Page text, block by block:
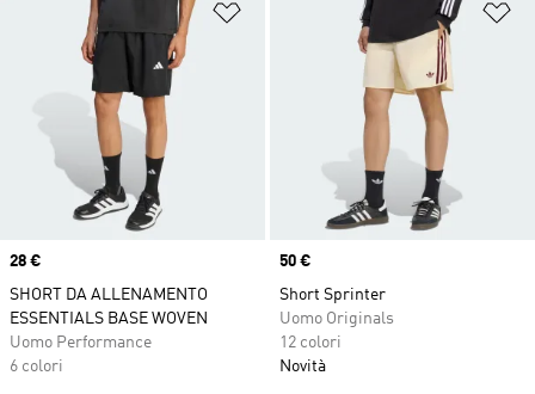
Aggiungi alla lista dei desideri
Price
28 €
SHORT DA ALLENAMENTO
ESSENTIALS BASE WOVEN
Uomo Performance
6 colori
Price
50 €
Short Sprinter
Uomo Originals
12 colori
Novità